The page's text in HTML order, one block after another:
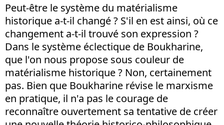
Peut-être le système du matérialisme
historique a-t-il changé ? S'il en est ainsi, où ce
changement a-t-il trouvé son expression ?
Dans le système éclectique de Boukharine,
que l'on nous propose sous couleur de
matérialisme historique ? Non, certainement
pas. Bien que Boukharine révise le marxisme
en pratique, il n'a pas le courage de
reconnaître ouvertement sa tentative de créer